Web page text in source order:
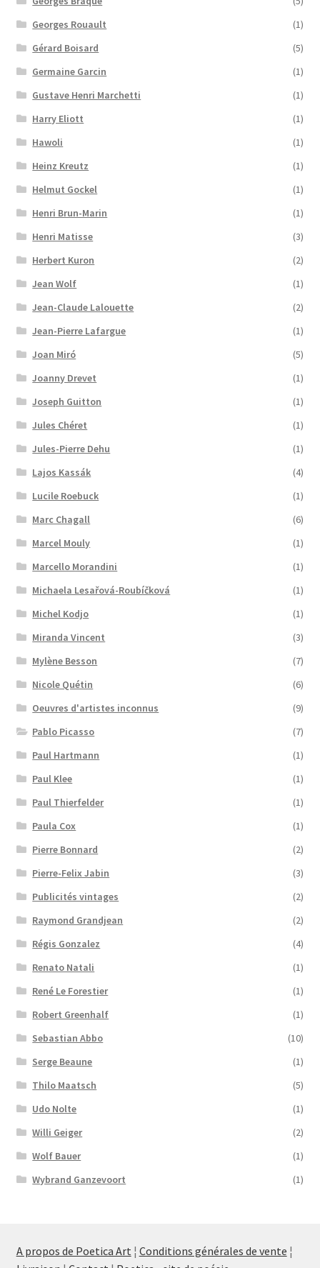
Georges Rouault
(1)
Gérard Boisard
(5)
Germaine Garcin
(1)
Gustave Henri Marchetti
(1)
Harry Eliott
(1)
Hawoli
(1)
Heinz Kreutz
(1)
Helmut Gockel
(1)
Henri Brun-Marin
(1)
Henri Matisse
(3)
Herbert Kuron
(2)
Jean Wolf
(1)
Jean-Claude Lalouette
(2)
Jean-Pierre Lafargue
(1)
Joan Miró
(5)
Joanny Drevet
(1)
Joseph Guitton
(1)
Jules Chéret
(1)
Jules-Pierre Dehu
(1)
Lajos Kassák
(4)
Lucile Roebuck
(1)
Marc Chagall
(6)
Marcel Mouly
(1)
Marcello Morandini
(1)
Michaela Lesařová-Roubíčková
(1)
Michel Kodjo
(1)
Miranda Vincent
(3)
Mylène Besson
(7)
Nicole Quétin
(6)
Oeuvres d'artistes inconnus
(9)
Pablo Picasso
(7)
Paul Hartmann
(1)
Paul Klee
(1)
Paul Thierfelder
(1)
Paula Cox
(1)
Pierre Bonnard
(2)
Pierre-Felix Jabin
(3)
Publicités vintages
(2)
Raymond Grandjean
(2)
Régis Gonzalez
(4)
Renato Natali
(1)
René Le Forestier
(1)
Robert Greenhalf
(1)
Sebastian Abbo
(10)
Serge Beaune
(1)
Thilo Maatsch
(5)
Udo Nolte
(1)
Willi Geiger
(2)
Wolf Bauer
(1)
Wybrand Ganzevoort
(1)
A propos de Poetica Art ¦ Conditions générales de vente ¦